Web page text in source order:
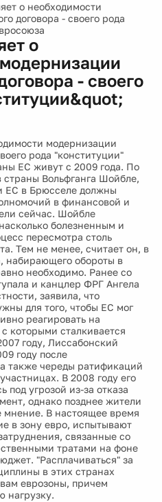
о необходимости
договора - своего рода
о
- своего
модернизации
рода "конституции"
ЕС живут с 2009 года. По
Вольфганга Шойбле,
ЕС в Брюсселе должны
в финансовой и
сейчас. Шойбле
болезненным и
пересмотра столь
Тем не менее, считает он, в
набирающего обороты в
необходимо. Ранее со
и канцлер ФРГ Ангела
заявила, что
для того, чтобы ЕС мог
реагировать на
которыми сталкивается
году, Лиссабонский
году после
также череды ратификаций
В 2008 году его
под угрозой из-за отказа
однако позднее жители
мнение. В настоящее время
в зону евро, испытывают
связанные со
тратами на фоне
"Расплачиваться" за
в этих странах
еврозоны, причем
нагрузку.